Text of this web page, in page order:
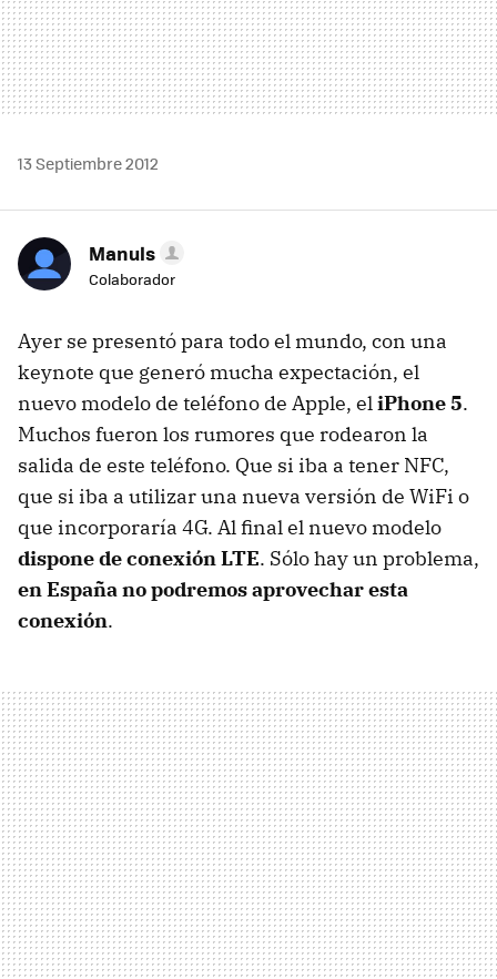
13 Septiembre 2012
Manuls
Colaborador
Ayer se presentó para todo el mundo, con una
keynote que generó mucha expectación, el
nuevo modelo de teléfono de Apple, eliPhone 5.
Muchos fueron los rumores que rodearon la
salida de este teléfono. Que si iba a tener NFC,
que si iba a utilizar una nueva versión de WiFi o
que incorporaría 4G. Al final el nuevo modelo
dispone de conexiónLTE. Sólo hay un problema,
en España no podremos aprovechar esta
conexión.